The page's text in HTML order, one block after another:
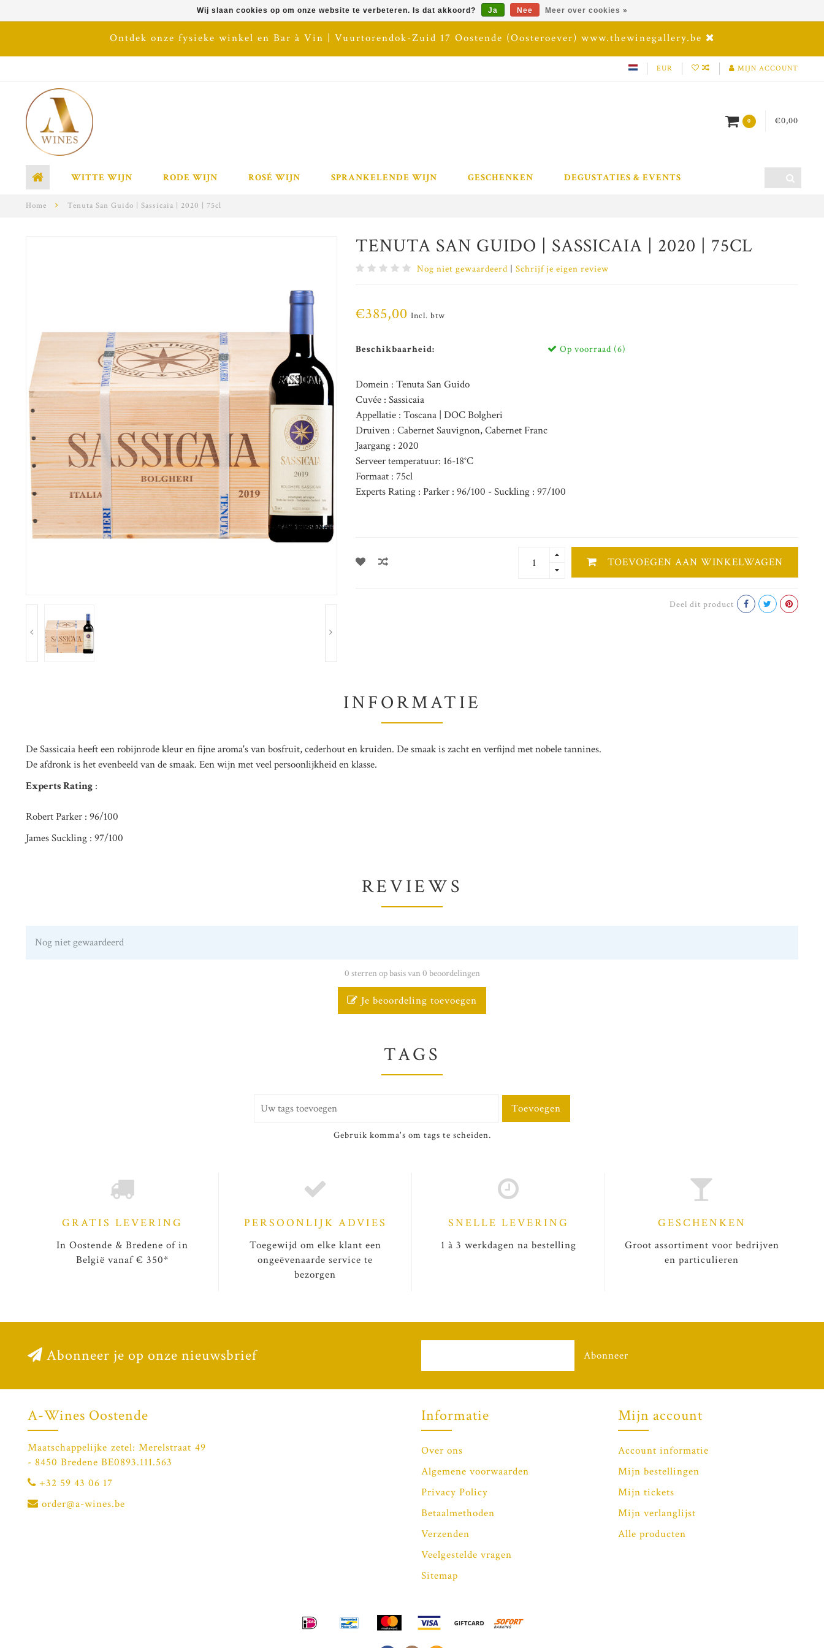
Ontdek onze fysieke winkel en Bar à Vin | Vuurtorendok-Zuid 17 Oostende (Oosteroever) www.thewinegallery.be
EUR MIJN ACCOUNT
0 €0,00
WITTE WIJN RODE WIJN ROSÉ WIJN SPRANKELENDE WIJN GESCHENKEN DEGUSTATIES & EVENTS
Home Tenuta San Guido | Sassicaia | 2020 | 75cl
TENUTA SAN GUIDO | SASSICAIA | 2020 | 75CL
Nog niet gewaardeerd | Schrijf je eigen review
€385,00 Incl. btw
Beschikbaarheid: Op voorraad (6)
Domein : Tenuta San Guido
Cuvée : Sassicaia
Appellatie : Toscana | DOC Bolgheri
Druiven : Cabernet Sauvignon, Cabernet Franc
Jaargang : 2020
Serveer temperatuur: 16-18°C
Formaat : 75cl
Experts Rating : Parker : 96/100 - Suckling : 97/100
TOEVOEGEN AAN WINKELWAGEN
Deel dit product
INFORMATIE
De Sassicaia heeft een robijnrode kleur en fijne aroma's van bosfruit, cederhout en kruiden. De smaak is zacht en verfijnd met nobele tannines.
De afdronk is het evenbeeld van de smaak. Een wijn met veel persoonlijkheid en klasse.
Experts Rating :
Robert Parker : 96/100
James Suckling : 97/100
REVIEWS
Nog niet gewaardeerd
0 sterren op basis van 0 beoordelingen
Je beoordeling toevoegen
TAGS
Toevoegen
Gebruik komma's om tags te scheiden.
Wij slaan cookies op om onze website te verbeteren. Is dat akkoord? Ja Nee Meer over cookies »
GRATIS LEVERING
In Oostende & Bredene of in
België vanaf € 350*
PERSOONLIJK ADVIES
Toegewijd om elke klant een
ongeëvenaarde service te
bezorgen
SNELLE LEVERING
1 à 3 werkdagen na bestelling
GESCHENKEN
Groot assortiment voor bedrijven
en particulieren
Abonneer je op onze nieuwsbrief Abonneer
A-Wines Oostende
Maatschappelijke zetel: Merelstraat 49
- 8450 Bredene BE0893.111.563
+32 59 43 06 17
order@a-wines.be
Informatie
Over ons
Algemene voorwaarden
Privacy Policy
Betaalmethoden
Verzenden
Veelgestelde vragen
Sitemap
Mijn account
Account informatie
Mijn bestellingen
Mijn tickets
Mijn verlanglijst
Alle producten